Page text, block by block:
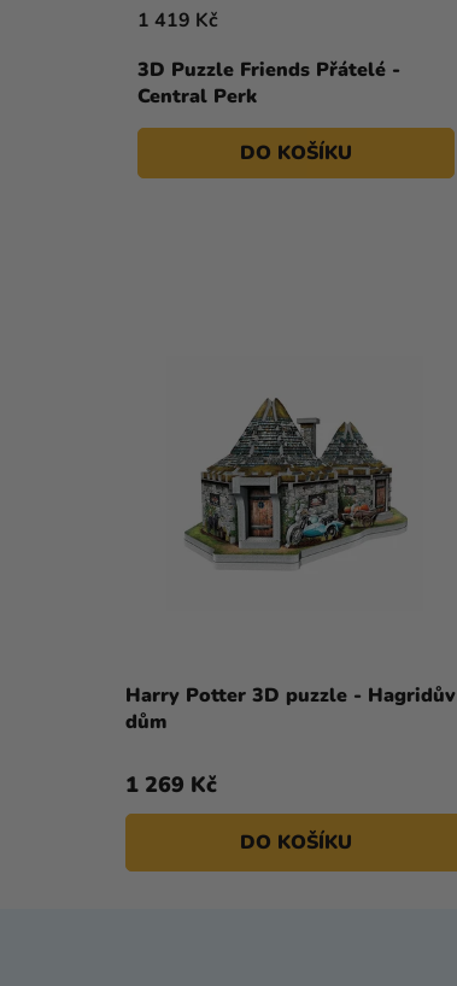
3D Puzzle Friends Přátelé -
Central Perk
1 419 Kč
DO KOŠÍKU
Harry Potter 3D puzzle - Hagridův
dům
1 269 Kč
DO KOŠÍKU